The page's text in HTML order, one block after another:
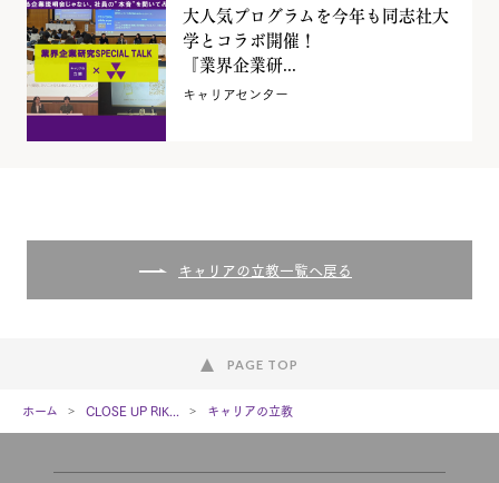
大人気プログラムを今年も同志社大
学とコラボ開催！
『業界企業研...
キャリアセンター
キャリアの立教一覧へ戻る
PAGE TOP
ホーム CLOSE UP RIK... キャリアの立教